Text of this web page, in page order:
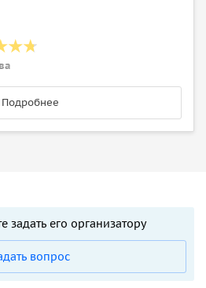
Подробнее
задать его организатору
вопрос